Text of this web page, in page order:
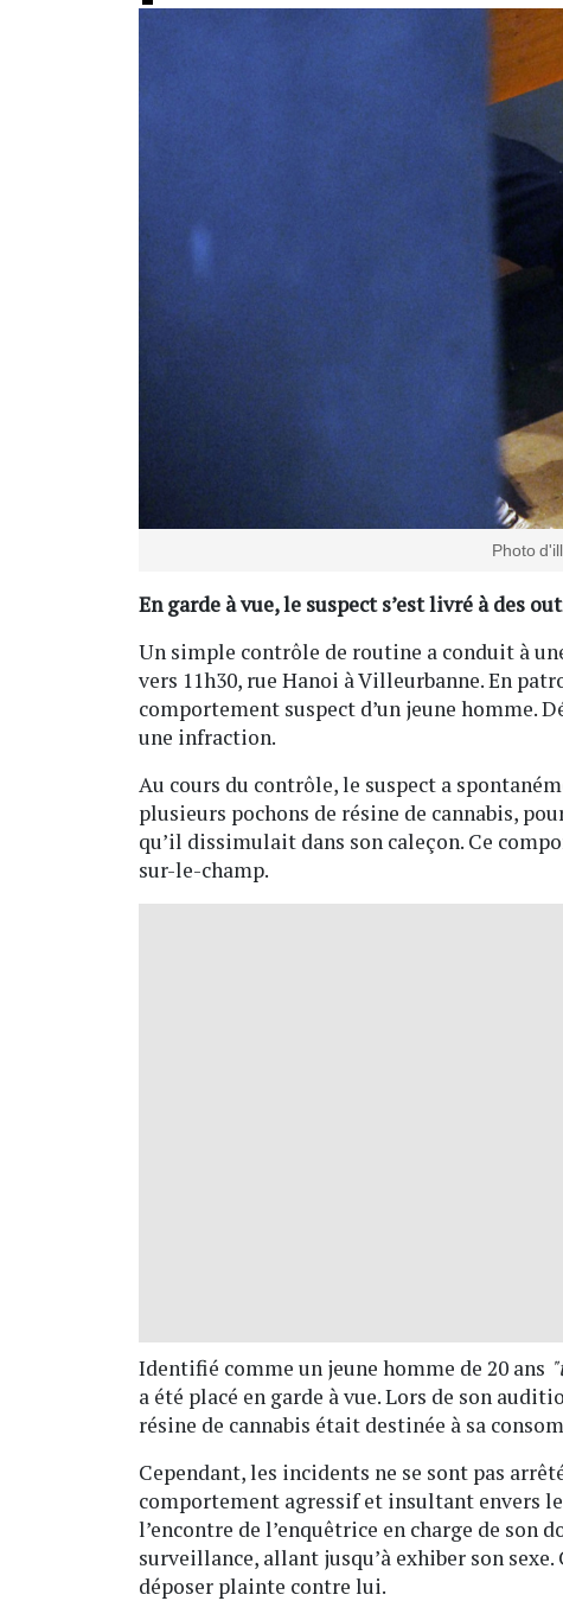
Photo
En garde à vue, le suspect s’est livré à des
Un simple contrôle de routine a conduit à
vers 11h30, rue Hanoi à Villeurbanne. En
comportement suspect d’un jeune homme.
une infraction.
Au cours du contrôle, le suspect a
plusieurs pochons de résine de cannabis,
qu’il dissimulait dans son caleçon. Ce
sur-le-champ.
Identifié comme un jeune homme de 20 ans
a été placé en garde à vue. Lors de son
résine de cannabis était destinée à sa
Cependant, les incidents ne se sont pas
comportement agressif et insultant envers
l’encontre de l’enquêtrice en charge de son
surveillance, allant jusqu’à exhiber son
déposer plainte contre lui.